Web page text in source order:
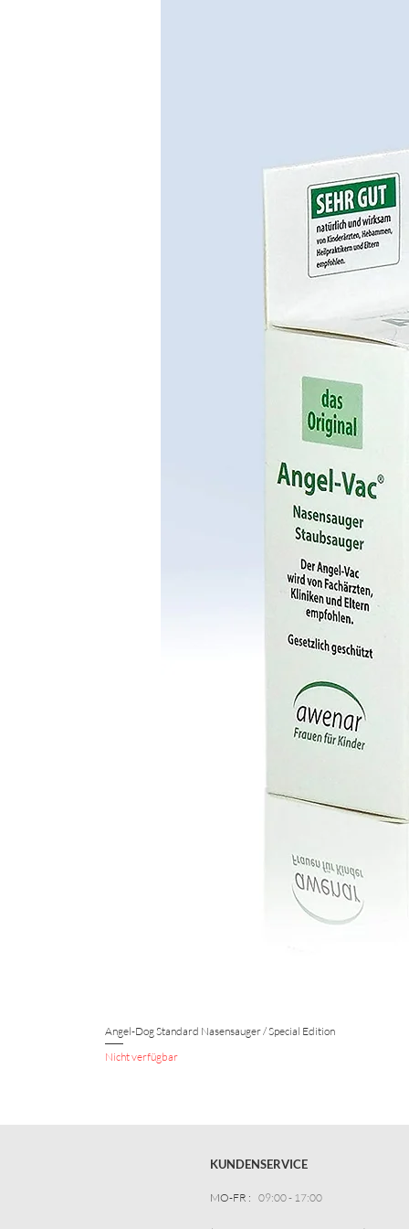
Angel-Dog Standard Nasensauger / Special Edition
Nicht verfügbar
KUNDENSERVICE
MO-FR : 09:00 - 17:00